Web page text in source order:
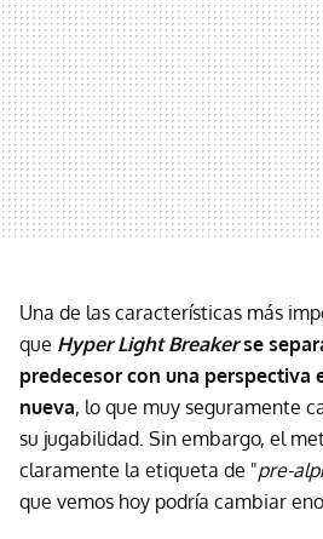
Una de las características más
que Hyper Light Breakerse
predecesor con una perspectiva
nueva, lo que muy seguramente
su jugabilidad. Sin embargo, el
claramente la etiqueta de "pre-
que vemos hoy podría cambiar